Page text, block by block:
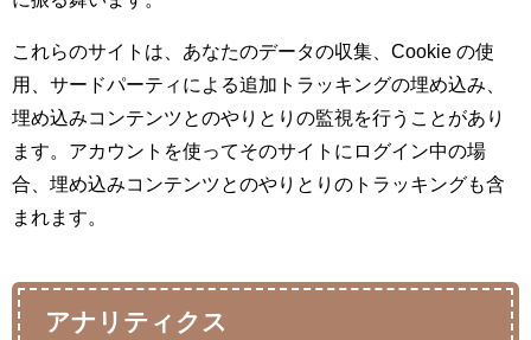
これらのサイトは、あなたのデータの収集、Cookie の使
用、サードパーティによる追加トラッキングの埋め込み、
埋め込みコンテンツとのやりとりの監視を行うことがあり
ます。アカウントを使ってそのサイトにログイン中の場
合、埋め込みコンテンツとのやりとりのトラッキングも含
まれます。
アナリティクス